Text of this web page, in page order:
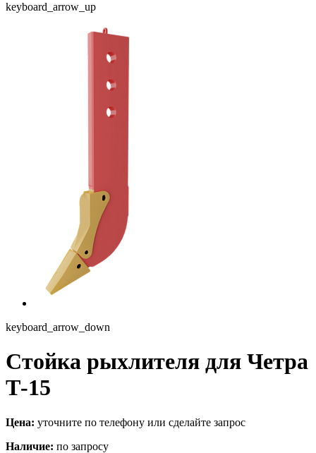
keyboard_arrow_up
keyboard_arrow_down
Стойка рыхлителя для Четра
Т-15
Цена: уточните по телефону или сделайте запрос
Наличие: по запросу